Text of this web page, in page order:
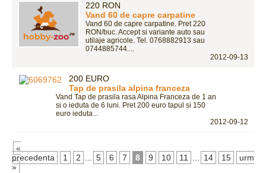
220 RON
Vand 60 de capre carpatine
Vand 60 de capre carpatine. Pret 220
RON/buc. Accept si variante auto sau
utilaje agricole. Tel. 0768882913 sau
0744885744....
2012-09-13
200 EURO
Tap de prasila alpina franceza
Vand Tap de prasila rasa Alpina Franceza de 1 an
si o ieduta de 6 luni. Pret 200 euro tapul si 150
euro ieduta...
2012-09-12
«
precedenta
1 2 ... 5 6 7 8 9 10 11 ... 14 15
»